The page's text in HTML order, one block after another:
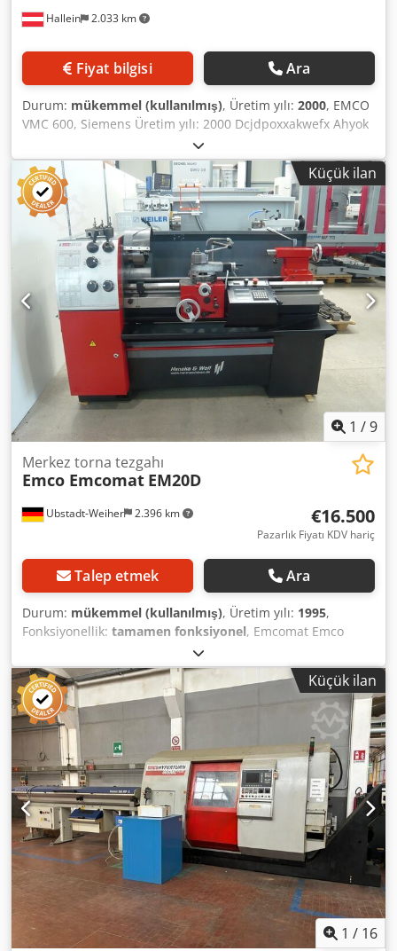
Hallein 2.033 km
Fiyat bilgisi Ara
Durum: mükemmel (kullanılmış), Üretim yılı: 2000, EMCO
VMC 600, Siemens Üretim yılı: 2000 Dcjdpoxxakwefx Ahyok
Küçük ilan
1 /9
Ubstadt-Weiher 2.396 km
Merkez torna tezgahı
Emco Emcomat EM20D
€16.500
Pazarlık Fiyatı KDV hariç
Talep etmek Ara
Durum: mükemmel (kullanılmış), Üretim yılı: 1995,
Fonksiyonellik: tamamen fonksiyonel, Emcomat Emco
EM20D ilerlemeli ve ilerlemeli mil torna tezgahı, 1995
yılında üretilmiştir, mükemmel durumdadır, CE
uyumludur!!! Teknik veriler: >> Yapım yılı: 1995 >> Merkez
yüksekliği 200mm >> Yatak üstü salınım çapı 400 mm >>
Çapraz kızak üzerindeki salınım çapı 250mm >> Tornalama
uzunluğu: 1000 mm >> Mil hızı 35-3000 rpm sürekli
değişken 4 hız seviyesi >> Tüy vuruşu 120mm >> Kuyruk
mili: MK3 >> Mil deliği: 50 mm >> 20 uzunlamasına
besleme 0,045 / 0,787 mm/dev Dodpfx Ahswag Stoyjck >>
20 yüz beslemesi 0,023 / 0,406 mm/dev >> Alan
gereksinimi / kurulum boyutları yaklaşık. uzunluk 1.900 x
derinlik 0,9 x yükseklik 1,3 metre >> Yaklaşık ağırlık. 850
kilo Aksesuarlar ve ekipmanlar: >> 3 eksenli konum
göstergesi >> 1 adet üç çeneli ayna ve 1 adet çene seti >> 3
cepli çelik tutucu >> Çip arka duvarı >> Soğutma sistemi >>
Yatak durağı Makine hakkında: Emcomat 20D Leit
Küçük ilan
1 / 16